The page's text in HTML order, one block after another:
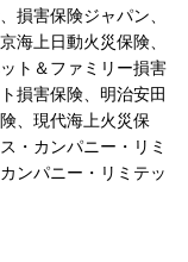
損害保険ジャパン、
海上日動火災保険、
ト＆ファミリー損害
損害保険、明治安田
、現代海上火災保
・カンパニー・リミ
ンパニー・リミテッ